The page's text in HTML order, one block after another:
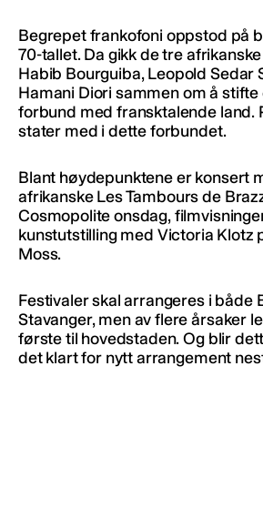
Begrepet frankofoni oppstod på
70-tallet. Da gikk de tre
Habib Bourguiba, Leopold Sedar
Hamani Diori sammen om å
forbund med fransktalende land.
stater med i dette forbundet.
Blant høydepunktene er konsert
afrikanske Les Tambours de
Cosmopolite onsdag,
kunstutstilling med Victoria Klotz
Moss.
Festivaler skal arrangeres i både
Stavanger, men av flere årsaker
første til hovedstaden. Og blir
det klart for nytt arrangement